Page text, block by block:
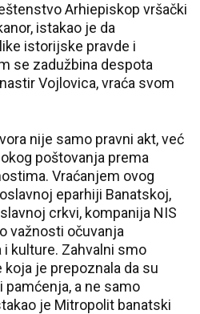
Arhiepiskop vršački
istakao je da
istorijske pravde i
se zadužbina despota
Vojlovica, vraća svom
nije samo pravni akt, već
poštovanja prema
Vraćanjem ovog
eparhiji Banatskoj,
crkvi, kompanija NIS
važnosti očuvanja
kulture. Zahvalni smo
je prepoznala da su
a ne samo
je Mitropolit banatski